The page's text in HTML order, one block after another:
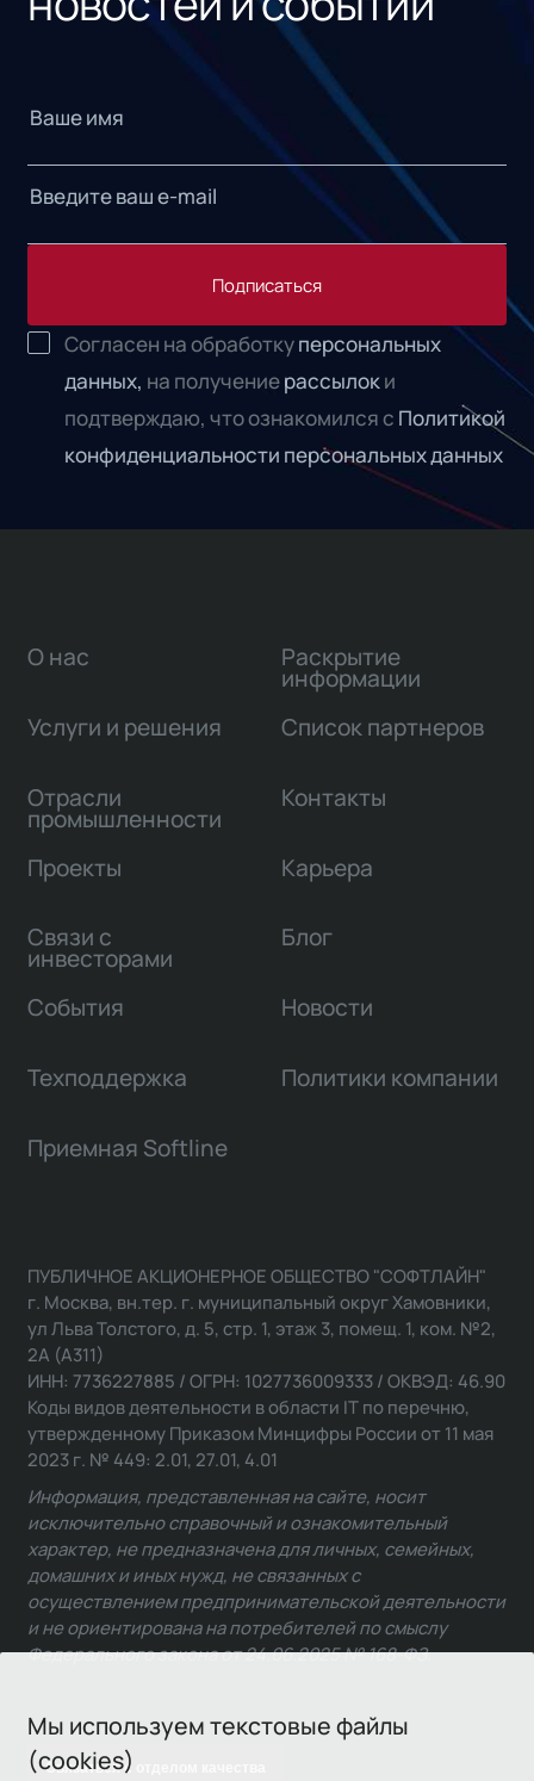
Подписаться
Согласен на обработкуперсональных
данных, на получениерассылоки
подтверждаю, что ознакомился с Политикой
конфиденциальности персональных данных
Мы используем текстовые файлы
(cookies)
О нас
Услуги и решения
Отрасли
промышленности
Проекты
Связи с
инвесторами
Раскрытие
информации
Список партнеров
Контакты
Карьера
Блог
События Новости
Техподдержка Политики компании
Приемная Softline
Связаться с отделом качества
ПУБЛИЧНОЕ АКЦИОНЕРНОЕ ОБЩЕСТВО "СОФТЛАЙН"
г. Москва, вн.тер. г. муниципальный округ Хамовники,
ул Льва Толстого, д. 5, стр. 1, этаж 3, помещ. 1, ком. №2,
2А (А311)
ИНН: 7736227885 / ОГРН: 1027736009333 / ОКВЭД: 46.90
Коды видов деятельности в области IT по перечню,
утвержденному Приказом Минцифры России от 11 мая
2023 г. № 449: 2.01, 27.01, 4.01
Информация, представленная на сайте, носит
исключительно справочный и ознакомительный
характер, не предназначена для личных, семейных,
домашних и иных нужд, не связанных с
осуществлением предпринимательской деятельности
и не ориентирована на потребителей по смыслу
Федерального закона от 24.06.2025 № 168-ФЗ.